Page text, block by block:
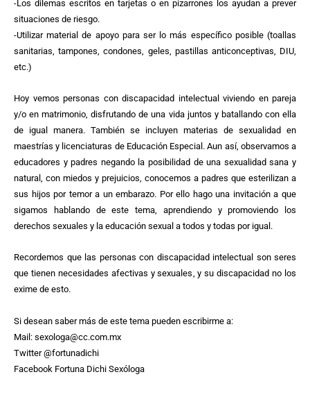
-Los dilemas escritos en tarjetas o en pizarrones los ayudan a prever
situaciones de riesgo.
-Utilizar material de apoyo para ser lo más específico posible (toallas
sanitarias, tampones, condones, geles, pastillas anticonceptivas, DIU,
etc.)
Hoy vemos personas con discapacidad intelectual viviendo en pareja
y/o en matrimonio, disfrutando de una vida juntos y batallando con ella
de igual manera. También se incluyen materias de sexualidad en
maestrías y licenciaturas de Educación Especial. Aun así, observamos a
educadores y padres negando la posibilidad de una sexualidad sana y
natural, con miedos y prejuicios, conocemos a padres que esterilizan a
sus hijos por temor a un embarazo. Por ello hago una invitación a que
sigamos hablando de este tema, aprendiendo y promoviendo los
derechos sexuales y la educación sexual a todos y todas por igual.
Recordemos que las personas con discapacidad intelectual son seres
que tienen necesidades afectivas y sexuales, y su discapacidad no los
exime de esto.
Si desean saber más de este tema pueden escribirme a:
Mail: sexologa@cc.com.mx
Twitter @fortunadichi
Facebook Fortuna Dichi Sexóloga